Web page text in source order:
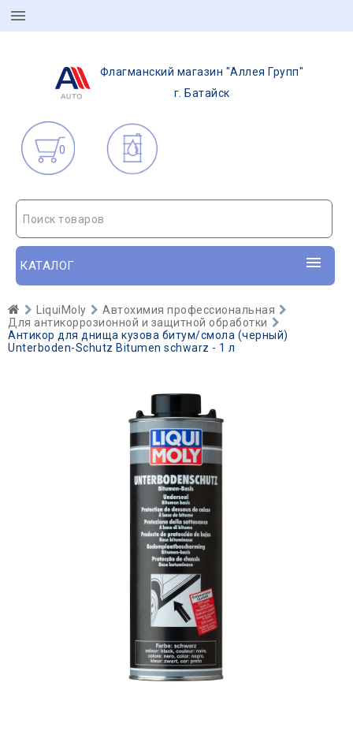
Флагманский магазин "Аллея Групп"
г. Батайск
0
Поиск товаров
КАТАЛОГ
LiquiMoly
Автохимия профессиональная
Для антикоррозионной и защитной обработки
Антикор для днища кузова битум/смола (черный)
Unterboden-Schutz Bitumen schwarz - 1 л